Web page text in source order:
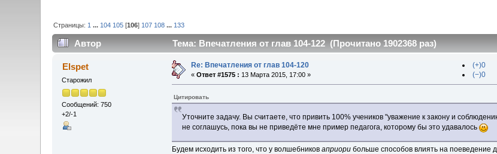
Страницы: 1 ... 104 105 [106] 107 108 ... 133
Автор Тема: Впечатления от глав 104-122 (Прочитано 1902368 раз)
Elspet
Старожил
Сообщений: 750
+2/-1
Re: Впечатления от глав 104-120
«Ответ #1575 : 13 Марта 2015, 17:00 »
(+)0
(−)0
Цитировать
Уточните задачу. Вы считаете, что привить 100% учеников "уважение к закону и
не соглашусь, пока вы не приведёте мне пример педагога, которому бы это удавалось
Будем исходить из того, что у волшебников априорибольше способов влиять на поеведение